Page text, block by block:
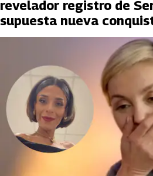
revelador registro de
supuesta nueva